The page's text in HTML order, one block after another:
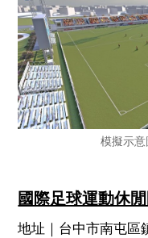
模擬示意
國際足球運動休
地址｜台中市南屯區